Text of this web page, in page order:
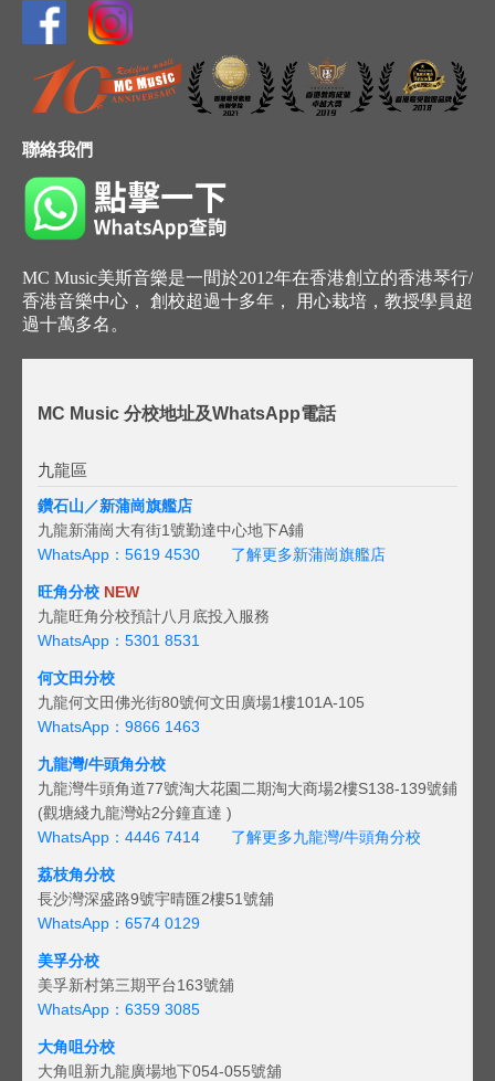
聯絡我們
MC Music美斯音樂是一間於2012年在香港創立的香港琴行/
香港音樂中心， 創校超過十多年， 用心栽培，教授學員超
過十萬多名。
MC Music 分校地址及WhatsApp電話
九龍區
鑽石山／新蒲崗旗艦店
九龍新蒲崗大有街1號勤達中心地下A鋪
WhatsApp：5619 4530
了解更多新蒲崗旗艦店
旺角分校 NEW
九龍旺角分校預計八月底投入服務
WhatsApp：5301 8531
何文田分校
九龍何文田佛光街80號何文田廣場1樓101A-105
WhatsApp：9866 1463
九龍灣/牛頭角分校
九龍灣牛頭角道77號淘大花園二期淘大商場2樓S138-139號鋪
(觀塘綫九龍灣站2分鐘直達 )
WhatsApp：4446 7414
了解更多九龍灣/牛頭角分校
荔枝角分校
長沙灣深盛路9號宇晴匯2樓51號舖
WhatsApp：6574 0129
美孚分校
美孚新村第三期平台163號舖
WhatsApp：6359 3085
大角咀分校
大角咀新九龍廣場地下054-055號舖